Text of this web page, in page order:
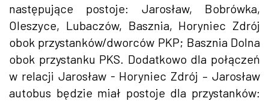
następujące postoje: Jarosław, Bobrówka,
Oleszyce, Lubaczów, Basznia, Horyniec Zdrój
obok przystanków/dworców PKP; Basznia Dolna
obok przystanku PKS. Dodatkowo dla połączeń
w relacji Jarosław - Horyniec Zdrój – Jarosław
autobus będzie miał postoje dla przystanków: